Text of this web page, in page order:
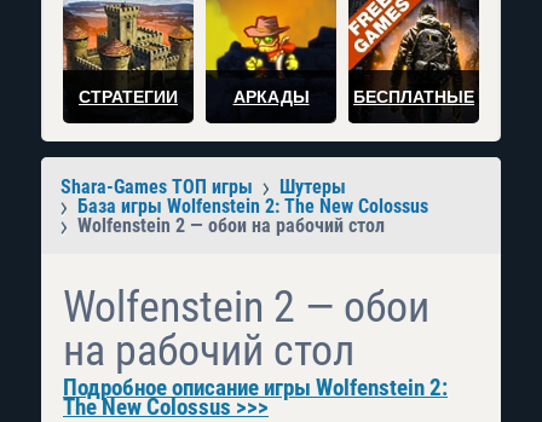
СТРАТЕГИИ АРКАДЫ БЕСПЛАТНЫЕ
Shara-Games ТОП игры
Шутеры
База игры Wolfenstein 2: The New Colossus
Wolfenstein 2 — обои на рабочий стол
Wolfenstein 2 — обои
на рабочий стол
Подробное описание игры Wolfenstein 2:
The New Colossus >>>